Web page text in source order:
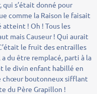
qui s’était donné pour
comme la Raison le faisait
atteint ! Oh ! Tous les
mais Causeur ! Qui aurait
le fruit des entrailles
du être remplacé, parti à la
le divin enfant habillé en
chœur boutonneux sifflant
du Père Grapillon !